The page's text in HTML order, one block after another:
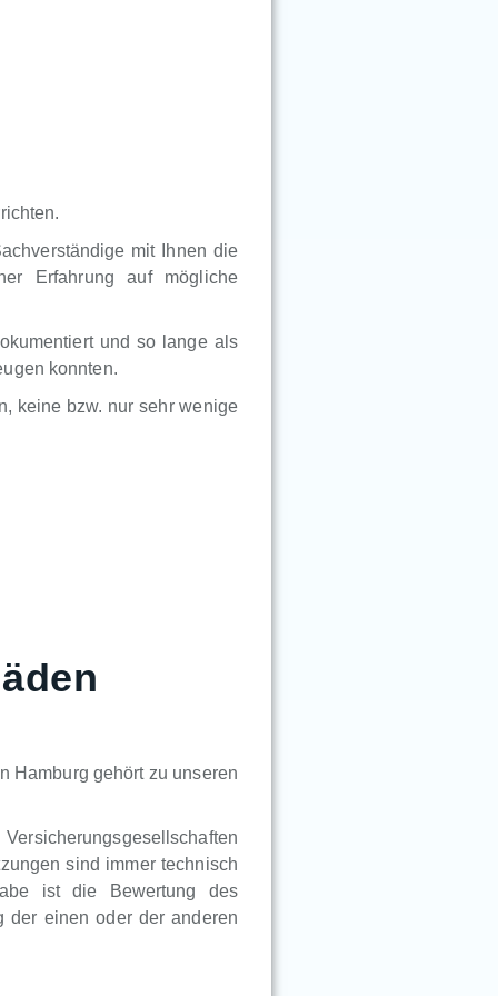
mit Ihnen die
Erfahrung auf mögliche
und so lange als
konnten.
keine bzw. nur sehr wenige
Hamburg gehört zu unseren
sind immer technisch
ist die Bewertung des
der einen oder der anderen